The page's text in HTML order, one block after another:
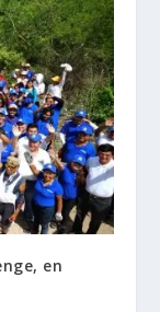
en